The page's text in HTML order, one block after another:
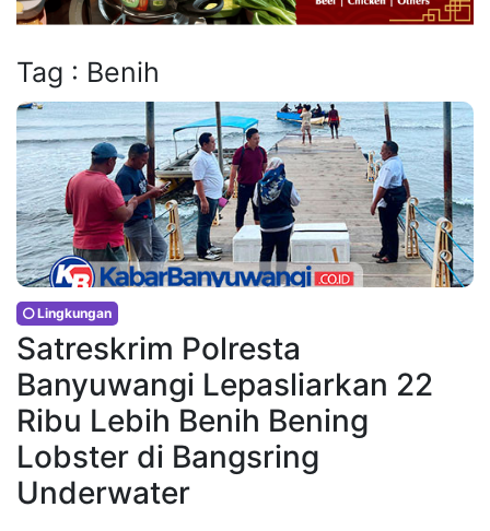
Tag : Benih
Lingkungan
Satreskrim Polresta
Banyuwangi Lepasliarkan 22
Ribu Lebih Benih Bening
Lobster di Bangsring
Underwater